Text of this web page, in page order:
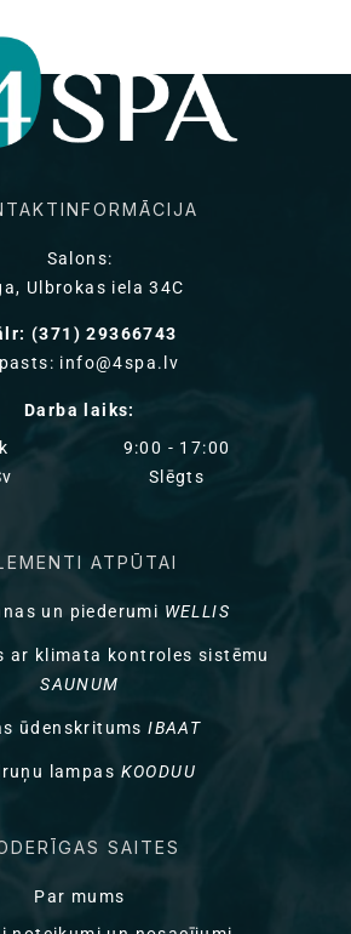
Salons:
Ulbrokas iela 34C
(371) 29366743
info@4spa.lv
Darba laiks:
9:00 - 17:00
Slēgts
ATPŪTAI
un piederumi WELLIS
ar klimata kontroles sistēmu
SAUNUM
ūdenskritumsIBAAT
lampas KOODUU
SAITES
Par mums